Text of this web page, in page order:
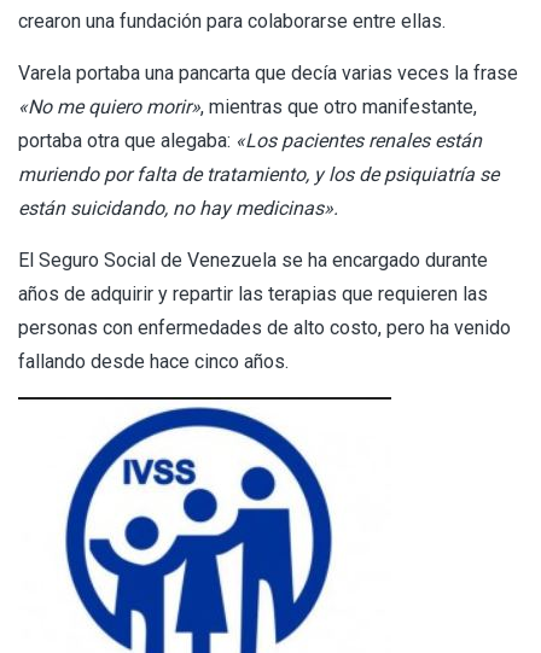
crearon una fundación para colaborarse entre ellas.
Varela portaba una pancarta que decía varias veces la frase
«No me quiero morir», mientras que otro manifestante,
portaba otra que alegaba: «Los pacientes renales están
muriendo por falta de tratamiento, y los de psiquiatría se
están suicidando, no hay medicinas».
El Seguro Social de Venezuela se ha encargado durante
años de adquirir y repartir las terapias que requieren las
personas con enfermedades de alto costo, pero ha venido
fallando desde hace cinco años.